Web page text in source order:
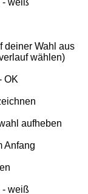
- weiß
deiner Wahl aus
wählen)
OK
aufheben
Anfang
- weiß